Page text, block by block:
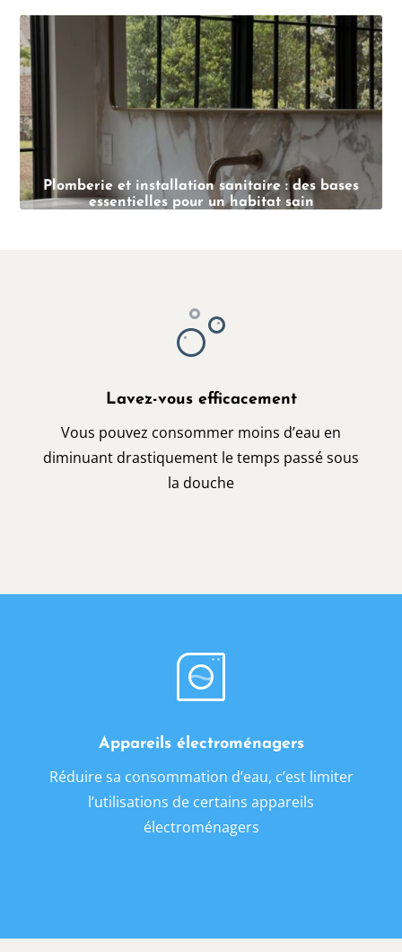
Plomberie et installation sanitaire : des bases
essentielles pour un habitat sain
Lavez-vous efficacement
Vous pouvez consommer moins d’eau en
diminuant drastiquement le temps passé sous
la douche
Appareils électroménagers
Réduire sa consommation d’eau, c’est limiter
l’utilisations de certains appareils
électroménagers